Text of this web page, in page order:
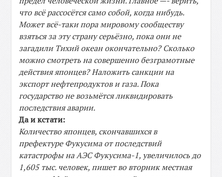
что всё рассосётся само собой, когда нибудь.
Может всё-таки пора мировому сообществу
взяться за эту страну серьёзно, пока они не
загадили Тихий океан окончательно? Сколько
можно смотреть на совершенно безграмотные
действия японцев? Наложить санкции на
экспорт нефтепродуктов и газа. Пока
государство не возьмётся ликвидировать
последствия аварии.
Да и кстати:
Количество японцев, скончавшихся в
префектуре Фукусима от последствий
катастрофы на АЭС Фукусима-1, увеличилось до
1,605 тыс. человек, пишет во вторник местная